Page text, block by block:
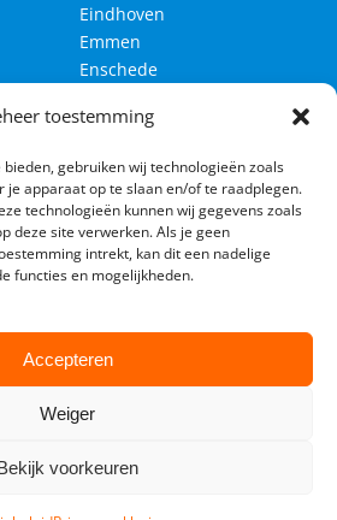
toestemming
gebruiken wij technologieën zoals
je apparaat op te slaan en/of te raadplegen.
technologieën kunnen wij gegevens zoals
deze site verwerken. Als je geen
intrekt, kan dit een nadelige
functies en mogelijkheden.
Accepteren
Weiger
voorkeuren
Eindhoven
Emmen
Enschede
Haarlem
Haarlemmermeer
Leiden
Nijmegen
Tilburg
with
by Web Wings